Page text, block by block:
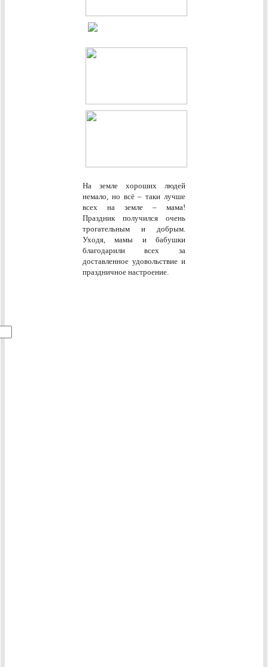
На земле хороших людей
немало, но всё – таки лучше
всех на земле – мама!
Праздник получился очень
трогательным и добрым.
Уходя, мамы и бабушки
благодарили всех за
доставленное удовольствие и
праздничное настроение.